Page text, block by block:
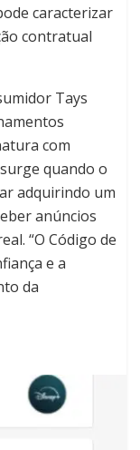
caracterizar
contratual
Tays
com
quando o
adquirindo um
anúncios
“O Código de
e a
da